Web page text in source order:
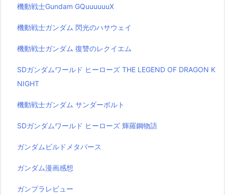
機動戦士Gundam GQuuuuuuX
機動戦士ガンダム 閃光のハサウェイ
機動戦士ガンダム 復讐のレクイエム
SDガンダムワールド ヒーローズ THE LEGEND OF DRAGON K
NIGHT
機動戦士ガンダム サンダーボルト
SDガンダムワールド ヒーローズ 輝羅鋼物語
ガンダムビルドメタバース
ガンダム漫画感想
ガンプラレビュー